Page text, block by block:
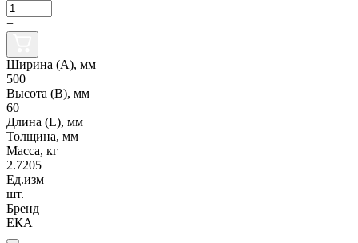
+
Ширина (А), мм
500
Высота (В), мм
60
Длина (L), мм
Толщина, мм
Масса, кг
2.7205
Ед.изм
шт.
Бренд
ЕКА